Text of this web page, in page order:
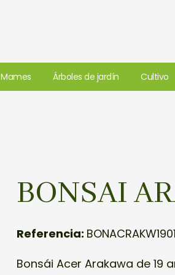
Mames Árboles de jardín Cultivo
BONSAI
Referencia:
Bonsái Acer Arakawa de 19